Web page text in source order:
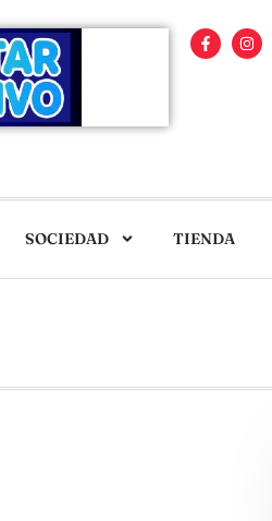
SOCIEDAD TIENDA